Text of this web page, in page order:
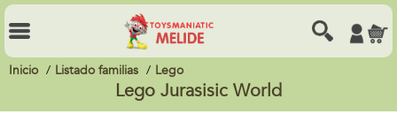
Inicio Listado familias Lego
Lego Jurasisic World